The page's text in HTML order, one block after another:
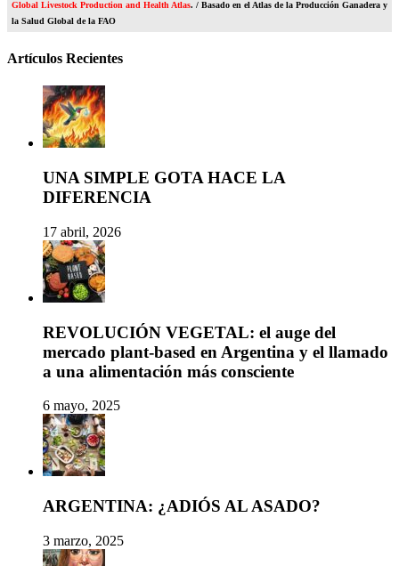
Global Livestock Production and Health Atlas. / Basado en el Atlas de la Producción Ganadera y
la Salud Global de la FAO
Artículos Recientes
UNA SIMPLE GOTA HACE LA
DIFERENCIA
17 abril, 2026
REVOLUCIÓN VEGETAL: el auge del
mercado plant-based en Argentina y el llamado
a una alimentación más consciente
6 mayo, 2025
ARGENTINA: ¿ADIÓS AL ASADO?
3 marzo, 2025